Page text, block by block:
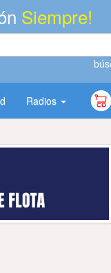
Siempre!
Radios